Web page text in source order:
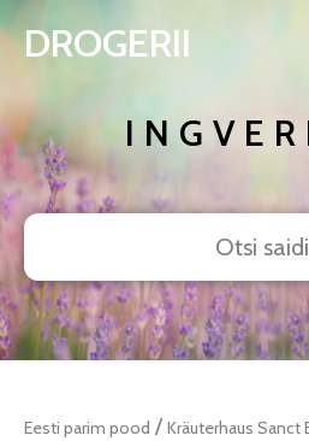
lisati ostukorvi.
DROGERII
Eesti parim pood / Kräuterhaus Sanct